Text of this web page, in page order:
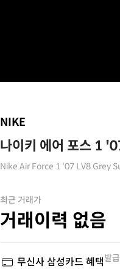
NIKE
나이키 에어 포스 1
Nike Air Force 1 '07 LV8 Grey
최근 거래가
거래이력 없음
무신사 삼성카드 혜택발